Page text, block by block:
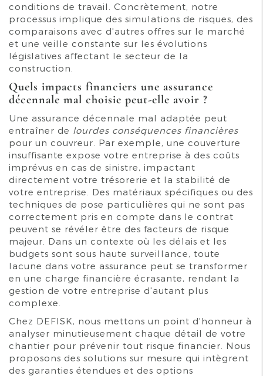
conditions de travail. Concrètement, notre
processus implique des simulations de risques, des
comparaisons avec d'autres offres sur le marché
et une veille constante sur les évolutions
législatives affectant le secteur de la
construction.
Quels impacts financiers une assurance
décennale mal choisie peut-elle avoir ?
Une assurance décennale mal adaptée peut
entraîner de lourdes conséquences financières
pour un couvreur. Par exemple, une couverture
insuffisante expose votre entreprise à des coûts
imprévus en cas de sinistre, impactant
directement votre trésorerie et la stabilité de
votre entreprise. Des matériaux spécifiques ou des
techniques de pose particulières qui ne sont pas
correctement pris en compte dans le contrat
peuvent se révéler être des facteurs de risque
majeur. Dans un contexte où les délais et les
budgets sont sous haute surveillance, toute
lacune dans votre assurance peut se transformer
en une charge financière écrasante, rendant la
gestion de votre entreprise d'autant plus
complexe.
Chez DEFISK, nous mettons un point d'honneur à
analyser minutieusement chaque détail de votre
chantier pour prévenir tout risque financier. Nous
proposons des solutions sur mesure qui intègrent
des garanties étendues et des options